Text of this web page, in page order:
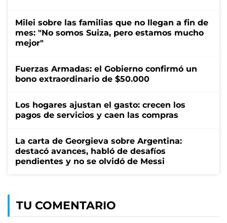
Milei sobre las familias que no llegan a fin de
mes: "No somos Suiza, pero estamos mucho
mejor"
Fuerzas Armadas: el Gobierno confirmó un
bono extraordinario de $50.000
Los hogares ajustan el gasto: crecen los
pagos de servicios y caen las compras
La carta de Georgieva sobre Argentina:
destacó avances, habló de desafíos
pendientes y no se olvidó de Messi
TU COMENTARIO